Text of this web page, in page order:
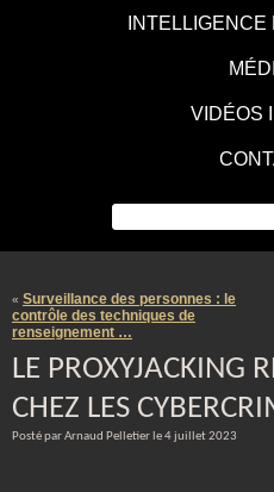
VIDÉOS
« Surveillance des personnes : le
contrôle des techniques de
renseignement …
LE PROXYJACKING
CHEZ LES
Posté par Arnaud Pelletier le 4 juillet 2023